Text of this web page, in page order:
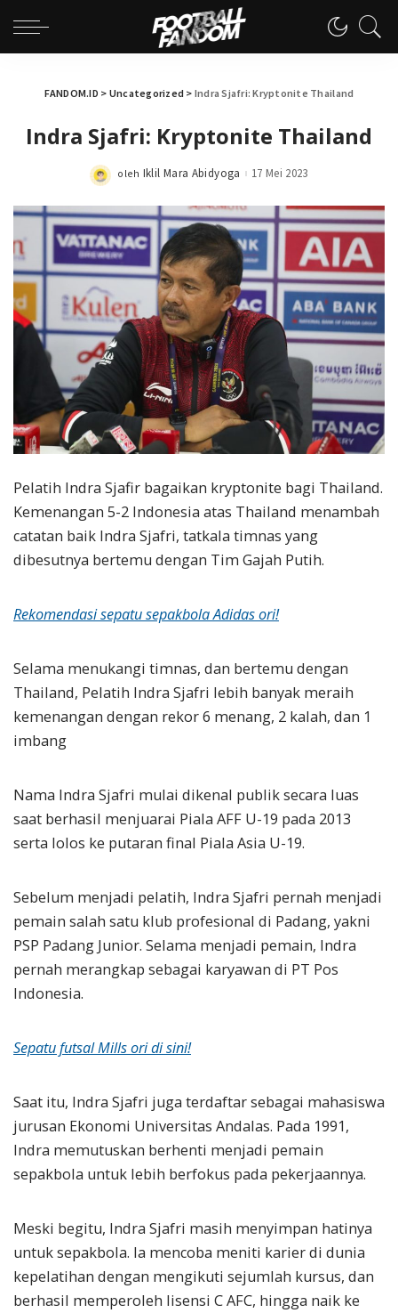
FANDOM.ID > Uncategorized > Indra Sjafri: Kryptonite Thailand
Indra Sjafri: Kryptonite Thailand
Posted
oleh Iklil Mara Abidyoga 17 Mei 2023
Pelatih Indra Sjafir bagaikan kryptonite bagi Thailand.
Kemenangan 5-2 Indonesia atas Thailand menambah
catatan baik Indra Sjafri, tatkala timnas yang
dibesutnya bertemu dengan Tim Gajah Putih.
Rekomendasi sepatu sepakbola Adidas ori!
Selama menukangi timnas, dan bertemu dengan
Thailand, Pelatih Indra Sjafri lebih banyak meraih
kemenangan dengan rekor 6 menang, 2 kalah, dan 1
imbang
Nama Indra Sjafri mulai dikenal publik secara luas
saat berhasil menjuarai Piala AFF U-19 pada 2013
serta lolos ke putaran final Piala Asia U-19.
Sebelum menjadi pelatih, Indra Sjafri pernah menjadi
pemain salah satu klub profesional di Padang, yakni
PSP Padang Junior. Selama menjadi pemain, Indra
pernah merangkap sebagai karyawan di PT Pos
Indonesia.
Sepatu futsal Mills ori di sini!
Saat itu, Indra Sjafri juga terdaftar sebagai mahasiswa
jurusan Ekonomi Universitas Andalas. Pada 1991,
Indra memutuskan berhenti menjadi pemain
sepakbola untuk lebih berfokus pada pekerjaannya.
Meski begitu, Indra Sjafri masih menyimpan hatinya
untuk sepakbola. Ia mencoba meniti karier di dunia
kepelatihan dengan mengikuti sejumlah kursus, dan
berhasil memperoleh lisensi C AFC, hingga naik ke